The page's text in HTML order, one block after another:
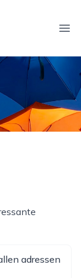
adressen